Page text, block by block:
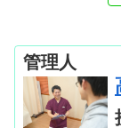
管理人